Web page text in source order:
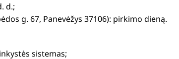
d.;
g. 67, Panevėžys 37106): pirkimo dieną.
sistemas;